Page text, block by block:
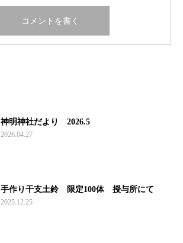
神明神社だより 2026.5
2026.04.27
手作り干支土鈴 限定100体 授与所にて
2025.12.25